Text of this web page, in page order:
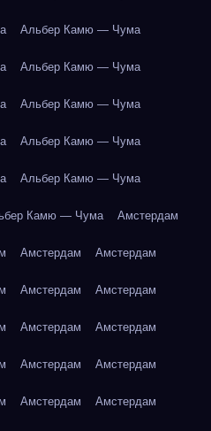
Альбер Камю — Чума
Альбер Камю — Чума
Альбер Камю — Чума
Альбер Камю — Чума
Альбер Камю — Чума
Камю — Чума Амстердам
Амстердам Амстердам
Амстердам Амстердам
Амстердам Амстердам
Амстердам Амстердам
Амстердам Амстердам